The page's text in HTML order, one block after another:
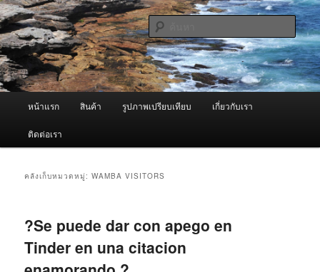
ข้าม
ไป
ยัง
เนื้อหา
หลัก
ข้าม
ไป
บทความ
รอง
ผู้นำเข้าเครื่องพ่นหมอกควัน Best
Fogger / Fogger One และ อะไหล่
จำหน่ายเครื่องพ่นหมอกควัน คุณภาพดี บริการด้วยความจริงใจ
ค้นหา
หน้าแรก สินค้า รูปภาพเปรียบเทียบ เกี่ยวกับเรา
ติดต่อเรา
คลังเก็บหมวดหมู่:WAMBA VISITORS
?Se puede dar con apego en
Tinder en una citacion